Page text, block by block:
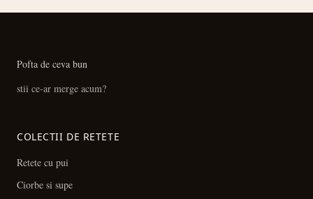
Pofta de ceva bun
stii ce-ar merge acum?
COLECTII DE RETETE
Retete cu pui
Ciorbe si supe